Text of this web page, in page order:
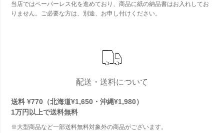
当店ではペーパーレス化を進めており、商品に紙の納品書はお入れしてお
りません。ご必要な方は、別途、お申し付けください。
配送・送料について
送料 ¥770（北海道¥1,650・沖縄¥1,980）
1万円以上で送料無料
※大型商品など一部送料無料対象外の商品がございます。